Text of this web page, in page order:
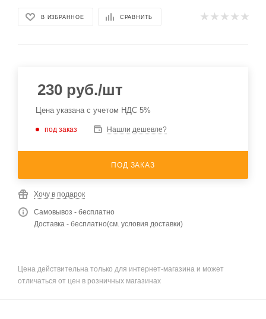
В ИЗБРАННОЕ СРАВНИТЬ
230 руб./шт
Цена указана с учетом НДС 5%
под заказ Нашли дешевле?
ПОД ЗАКАЗ
Хочу в подарок
Самовывоз - бесплатно
Доставка - бесплатно(см. условия доставки)
Цена действительна только для интернет-магазина и может
отличаться от цен в розничных магазинах